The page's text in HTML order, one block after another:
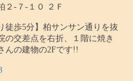
２-７-１０ ２Ｆ
徒歩5分】柏サンサン通りを抜
の交差点を右折、１階に焼き
んの建物の2Fです!!